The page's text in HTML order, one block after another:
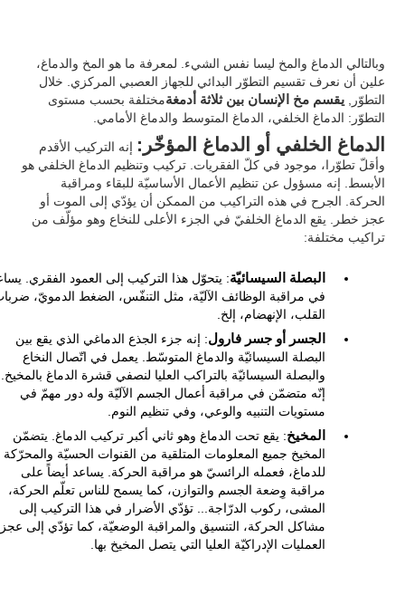
وبالتالي الدماغ والمخ ليسا نفس الشيء. لمعرفة ما هو المخ والدماغ،
علين أن نعرف تقسيم التطوّر البدائي للجهاز العصبي المركزي. خلال
التطوّر,يقسم مخ الإنسان بين ثلاثة أدمغةمختلفة بحسب مستوى
التطوّر: الدماغ الخلفي، الدماغ المتوسط والدماغ الأمامي.
الدماغ الخلفي أو الدماغ المؤخّر: إنه التركيب الأقدم
وأقلّ تطوّرا، موجود في كلّ الفقريات. تركيب وتنظيم الدماغ الخلفي هو
الأبسط. إنه مسؤول عن تنظيم الأعمال الأساسيّة للبقاء ومراقبة
الحركة. الجرح في هذه التراكيب من الممكن أن يؤدّي إلى الموت أو
عجز خطر. يقع الدماغ الخلفيّ في الجزء الأعلى للنخاع وهو مؤلّف من
تراكيب مختلفة:
البصلة السيسائيّة: يتحوّل هذا التركيب إلى العمود الفقري.
في مراقبة الوظائف الآليّة، مثل التنفّس، الضغط الدمويّ،
القلب، الإنهضام، إلخ.
الجسر أو جسر فارول: إنه جزء الجذع الدماغي الذي يقع بين
البصلة السيسائيّة والدماغ المتوسّط. يعمل في اتّصال النخاع
والبصلة السيسائيّة بالتراكب العليا لنصفي قشرة الدماغ بالمخيخ.
إنّه متضمّن في مراقبة أعمال الجسم الآليّة وله دور مهمّ في
مستويات التنبيه والوعي، وفي تنظيم النوم.
المخيخ: يقع تحت الدماغ وهو ثاني أكبر تركيب الدماغ. يتضمّن
المخيخ جميع المعلومات المتلقية من القنوات الحسيّة والمحرّكة
للدماغ، فعمله الرائسيّ هو مراقبة الحركة. يساعد أيضاً على
مراقبة وِضعة الجسم والتوازن، كما يسمح للناس تعلّم الحركة،
المشى، ركوب الدرّاجة... تؤدّي الأضرار في هذا التركيب إلى
مشاكل الحركة، التنسيق والمراقبة الوضعيّة، كما تؤدّي إلى عجز
العمليات الإدراكيّة العليا التي يتصل المخيخ بها.